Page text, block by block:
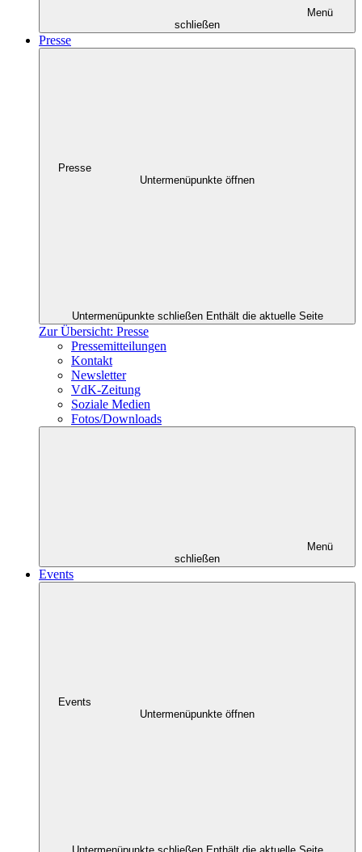
Menü
schließen
Presse
Presse
Untermenüpunkte öffnen
Untermenüpunkte schließen Enthält die aktuelle Seite
Zur Übersicht: Presse
Pressemitteilungen
Kontakt
Newsletter
VdK-Zeitung
Soziale Medien
Fotos/Downloads
Menü
schließen
Events
Events
Untermenüpunkte öffnen